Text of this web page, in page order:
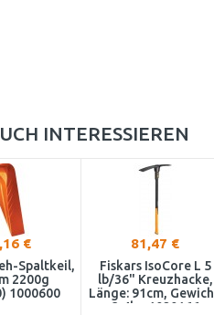
INTERESSIEREN
€
Spaltkeil,
2200g
1000600
81,47 €
Fiskars IsoCore L 5
lb/36" Kreuzhacke,
Länge: 91cm,
3,4kg 1020166